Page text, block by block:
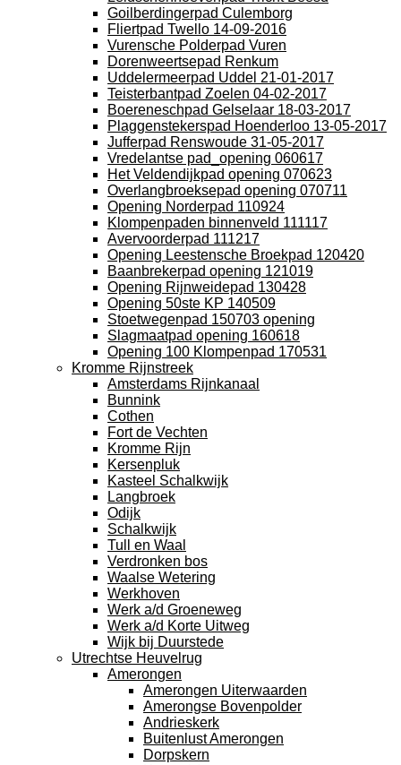
Goilberdingerpad Culemborg
Fliertpad Twello 14-09-2016
Vurensche Polderpad Vuren
Dorenweertsepad Renkum
Uddelermeerpad Uddel 21-01-2017
Teisterbantpad Zoelen 04-02-2017
Boereneschpad Gelselaar 18-03-2017
Plaggenstekerspad Hoenderloo 13-05-2017
Jufferpad Renswoude 31-05-2017
Vredelantse pad_opening 060617
Het Veldendijkpad opening 070623
Overlangbroeksepad opening 070711
Opening Norderpad 110924
Klompenpaden binnenveld 111117
Avervoorderpad 111217
Opening Leestensche Broekpad 120420
Baanbrekerpad opening 121019
Opening Rijnweidepad 130428
Opening 50ste KP 140509
Stoetwegenpad 150703 opening
Slagmaatpad opening 160618
Opening 100 Klompenpad 170531
Kromme Rijnstreek
Amsterdams Rijnkanaal
Bunnink
Cothen
Fort de Vechten
Kromme Rijn
Kersenpluk
Kasteel Schalkwijk
Langbroek
Odijk
Schalkwijk
Tull en Waal
Verdronken bos
Waalse Wetering
Werkhoven
Werk a/d Groeneweg
Werk a/d Korte Uitweg
Wijk bij Duurstede
Utrechtse Heuvelrug
Amerongen
Amerongen Uiterwaarden
Amerongse Bovenpolder
Andrieskerk
Buitenlust Amerongen
Dorpskern